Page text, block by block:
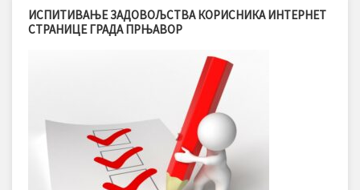
ИСПИТИВАЊЕ ЗАДОВОЉСТВА КОРИСНИКА ИНТЕРНЕТ
СТРАНИЦЕ ГРАДА ПРЊАВОР